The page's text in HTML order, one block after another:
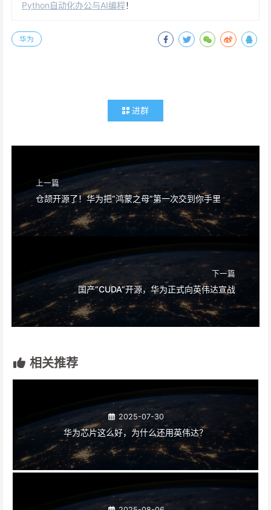
Python自动化办公与AI编程！
华为
进群
上一篇
仓颉开源了！华为把“鸿蒙之母”第一次交到你手里
下一篇
国产“CUDA”开源，华为正式向英伟达宣战
相关推荐
2025-07-30
华为芯片这么好，为什么还用英伟达？